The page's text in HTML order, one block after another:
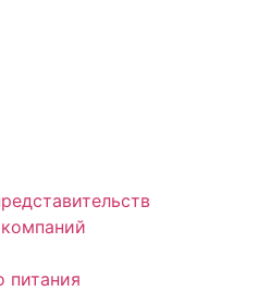
питания